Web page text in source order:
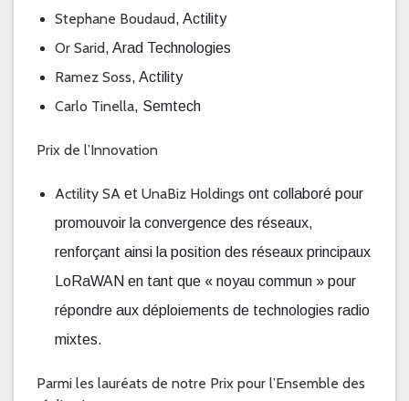
Stephane Boudaud, Actility
Or Sarid, Arad Technologies
Ramez Soss, Actility
Carlo Tinella, Semtech
Prix de l’Innovation
Actility SA et UnaBiz Holdings ont collaboré pour
promouvoir la convergence des réseaux,
renforçant ainsi la position des réseaux principaux
LoRaWAN en tant que « noyau commun » pour
répondre aux déploiements de technologies radio
mixtes.
Parmi les lauréats de notre Prix pour l’Ensemble des